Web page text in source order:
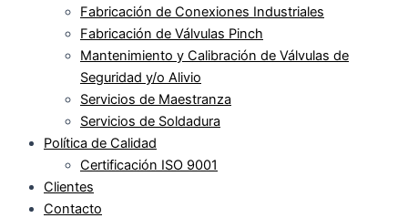
Fabricación de Conexiones Industriales
Fabricación de Válvulas Pinch
Mantenimiento y Calibración de Válvulas de
Seguridad y/o Alivio
Servicios de Maestranza
Servicios de Soldadura
Política de Calidad
Certificación ISO 9001
Clientes
Contacto